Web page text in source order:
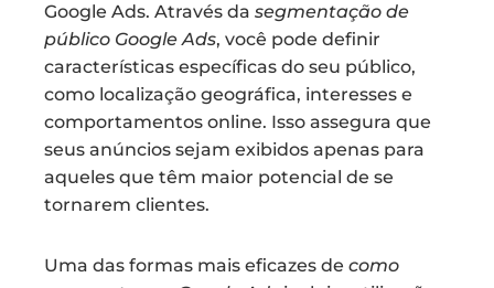
Google Ads. Através da segmentação de
público Google Ads, você pode definir
características específicas do seu público,
como localização geográfica, interesses e
comportamentos online. Isso assegura que
seus anúncios sejam exibidos apenas para
aqueles que têm maior potencial de se
tornarem clientes.
Uma das formas mais eficazes de como